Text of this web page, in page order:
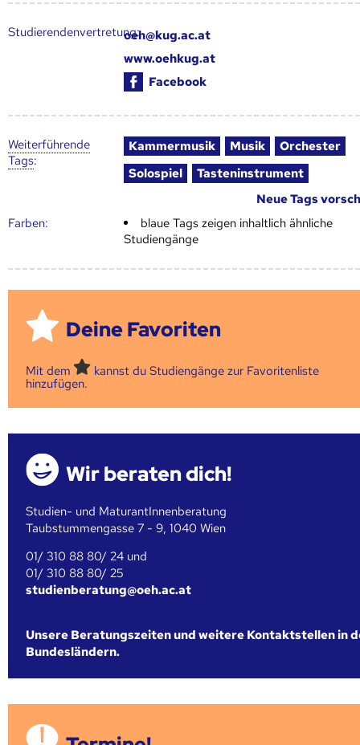
Studierendenvertretung:oeh@kug.ac.at
www.oehkug.at
Facebook
Weiter­führende
Tags:
Kammermusik Musik
Orchester
Solospiel
Tasteninstrument
Neue Tags
Farben:
blaue Tags zeigen inhaltlich ähnliche
Studiengänge
Deine Favoriten
Mit dem
kannst du Studiengänge zur Favoritenliste
hinzufügen.
Wir beraten dich!
Studien- und MaturantInnenberatung
Taubstummengasse 7 - 9, 1040 Wien
01/ 310 88 80/ 24 und
01/ 310 88 80/ 25
studienberatung@oeh.ac.at
Unsere Beratungszeiten und weitere Kontaktstellen in
Bundesländern.